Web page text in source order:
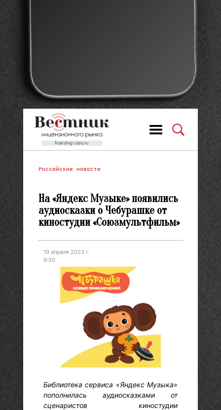
Российские новости
На «Яндекс Музыке» появились
аудиосказки о Чебурашке от
киностудии «Союзмультфильм»
19 апреля 2023 г.
9:50
Библиотека сервиса «Яндекс Музыка»
пополнилась аудиосказками от
сценаристов киностудии